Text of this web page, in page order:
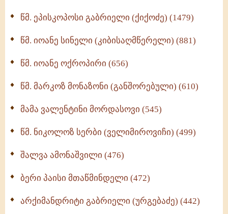
წმ. ეპისკოპოსი გაბრიელი (ქიქოძე) (1479)
წმ. იოანე სინელი (კიბისაღმწერელი) (881)
წმ. იოანე ოქროპირი (656)
წმ. მარკოზ მონაზონი (განშორებული) (610)
მამა ვალენტინი მორდასოვი (545)
წმ. ნიკოლოზ სერბი (ველიმიროვიჩი) (499)
შალვა ამონაშვილი (476)
ბერი პაისი მთაწმინდელი (472)
არქიმანდრიტი გაბრიელი (ურგებაძე) (442)